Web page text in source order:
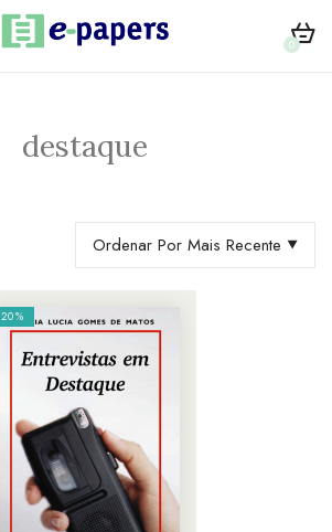
0
destaque
Ordenar Por Mais Recente
20%